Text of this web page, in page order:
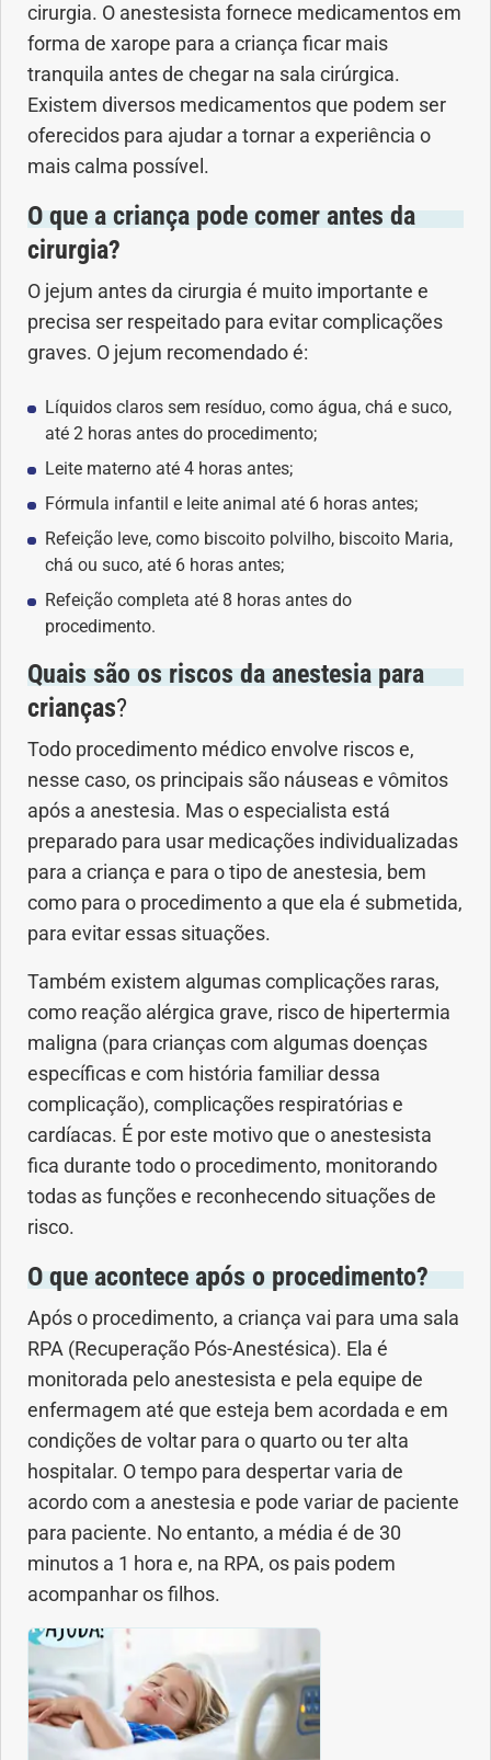
cirurgia. O anestesista fornece medicamentos em
forma de xarope para a criança ficar mais
tranquila antes de chegar na sala cirúrgica.
Existem diversos medicamentos que podem ser
oferecidos para ajudar a tornar a experiência o
mais calma possível.
O que a criança pode comer antes da
cirurgia?
O jejum antes da cirurgia é muito importante e
precisa ser respeitado para evitar complicações
graves. O jejum recomendado é:
Líquidos claros sem resíduo, como água, chá e suco,
até 2 horas antes do procedimento;
Leite materno até 4 horas antes;
Fórmula infantil e leite animal até 6 horas antes;
Refeição leve, como biscoito polvilho, biscoito Maria,
chá ou suco, até 6 horas antes;
Refeição completa até 8 horas antes do
procedimento.
Quais são os riscos da anestesia para
crianças?
Todo procedimento médico envolve riscos e,
nesse caso, os principais são náuseas e vômitos
após a anestesia. Mas o especialista está
preparado para usar medicações individualizadas
para a criança e para o tipo de anestesia, bem
como para o procedimento a que ela é submetida,
para evitar essas situações.
Também existem algumas complicações raras,
como reação alérgica grave, risco de hipertermia
maligna (para crianças com algumas doenças
específicas e com história familiar dessa
complicação), complicações respiratórias e
cardíacas. É por este motivo que o anestesista
fica durante todo o procedimento, monitorando
todas as funções e reconhecendo situações de
risco.
O que acontece após o procedimento?
Após o procedimento, a criança vai para uma sala
RPA (Recuperação Pós-Anestésica). Ela é
monitorada pelo anestesista e pela equipe de
enfermagem até que esteja bem acordada e em
condições de voltar para o quarto ou ter alta
hospitalar. O tempo para despertar varia de
acordo com a anestesia e pode variar de paciente
para paciente. No entanto, a média é de 30
minutos a 1 hora e, na RPA, os pais podem
acompanhar os filhos.